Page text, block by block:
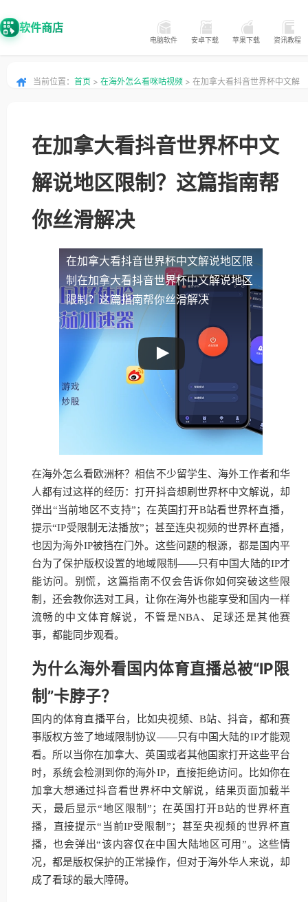
软件商店
电脑软件 安卓下载 苹果下载 资讯教程
当前位置： 首页 > 在海外怎么看咪咕视频 > 在加拿大看抖音世界杯中文解
在加拿大看抖音世界杯中文
解说地区限制？这篇指南帮
你丝滑解决
在加拿大看抖音世界杯中文解说地区限
制 在加拿大看抖音世界杯中文解说地区
限制？这篇指南帮你丝滑解决
在海外怎么看欧洲杯？相信不少留学生、海外工作者和华
人都有过这样的经历：打开抖音想刷世界杯中文解说，却
弹出“当前地区不支持”；在英国打开B站看世界杯直播，
提示“IP受限制无法播放”；甚至连央视频的世界杯直播，
也因为海外IP被挡在门外。这些问题的根源，都是国内平
台为了保护版权设置的地域限制——只有中国大陆的IP才
能访问。别慌，这篇指南不仅会告诉你如何突破这些限
制，还会教你选对工具，让你在海外也能享受和国内一样
流畅的中文体育解说，不管是NBA、足球还是其他赛
事，都能同步观看。
为什么海外看国内体育直播总被“IP限
制”卡脖子？
国内的体育直播平台，比如央视频、B站、抖音，都和赛
事版权方签了地域限制协议——只有中国大陆的IP才能观
看。所以当你在加拿大、英国或者其他国家打开这些平台
时，系统会检测到你的海外IP，直接拒绝访问。比如你在
加拿大想通过抖音看世界杯中文解说，结果页面加载半
天，最后显示“地区限制”；在英国打开B站的世界杯直
播，直接提示“当前IP受限制”；甚至央视频的世界杯直
播，也会弹出“该内容仅在中国大陆地区可用”。这些情
况，都是版权保护的正常操作，但对于海外华人来说，却
成了看球的最大障碍。